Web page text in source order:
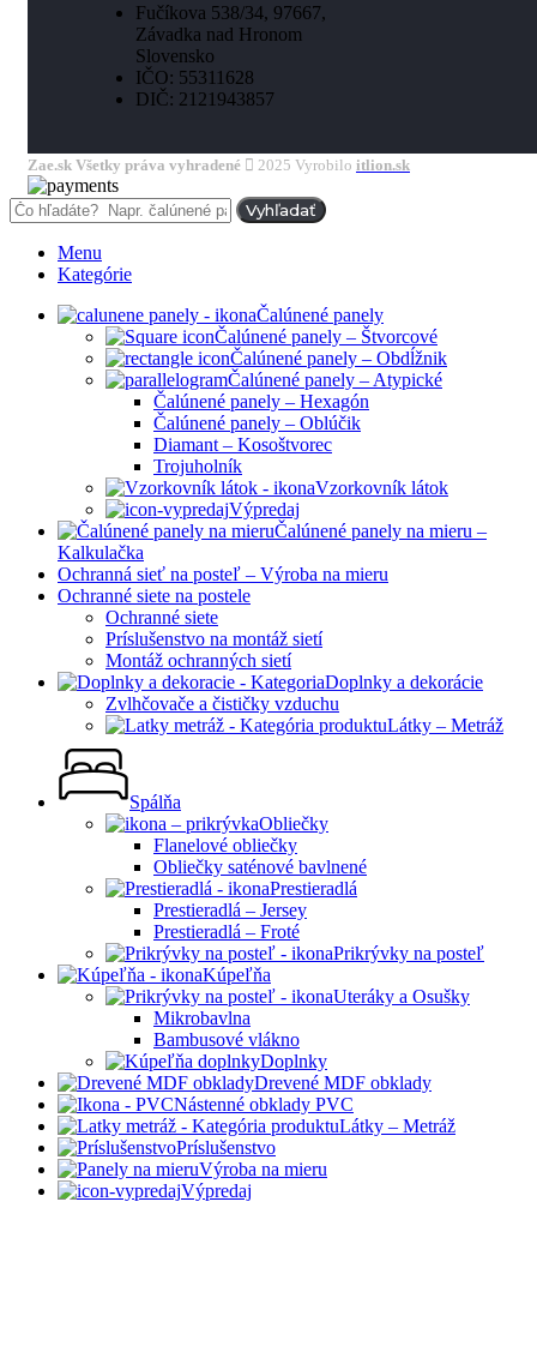
Fučíkova 538/34, 97667,
Závadka nad Hronom
Slovensko
IČO: 55311628
DIČ: 2121943857
Zae.sk Všetky práva vyhradené 2025 Vyrobilo itlion.sk
Vyhľadať
Menu
Kategórie
Čalúnené panely
Čalúnené panely – Štvorcové
Čalúnené panely – Obdĺžnik
Čalúnené panely – Atypické
Čalúnené panely – Hexagón
Čalúnené panely – Oblúčik
Diamant – Kosoštvorec
Trojuholník
Vzorkovník látok
Výpredaj
Čalúnené panely na mieru –
Kalkulačka
Ochranná sieť na posteľ – Výroba na mieru
Ochranné siete na postele
Ochranné siete
Príslušenstvo na montáž sietí
Montáž ochranných sietí
Doplnky a dekorácie
Zvlhčovače a čističky vzduchu
Látky – Metráž
Spálňa
Obliečky
Flanelové obliečky
Obliečky saténové bavlnené
Prestieradlá
Prestieradlá – Jersey
Prestieradlá – Froté
Prikrývky na posteľ
Kúpeľňa
Uteráky a Osušky
Mikrobavlna
Bambusové vlákno
Doplnky
Drevené MDF obklady
Nástenné obklady PVC
Látky – Metráž
Príslušenstvo
Výroba na mieru
Výpredaj